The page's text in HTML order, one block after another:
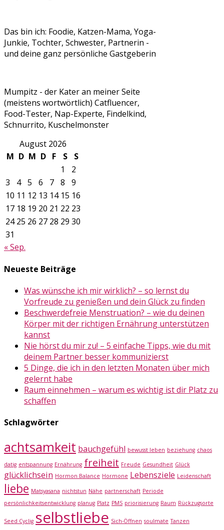
Das bin ich: Foodie, Katzen-Mama, Yoga-
Junkie, Tochter, Schwester, Partnerin -
und deine ganz persönliche Gastgeberin
Mumpitz - der Kater an meiner Seite
(meistens wortwörtlich) Catfluencer,
Food-Tester, Nap-Experte, Findelkind,
Schnurrito, Kuschelmonster
August 2026
M D M D F S
S
1
2
3
4 5 6 7 8
9
10 11 12 13 14 15 16
17 18 19 20 21 22 23
24 25 26 27 28 29 30
31
« Sep.
Neueste Beiträge
Was wünsche ich mir wirklich? – so lernst du
Vorfreude zu genießen und dein Glück zu finden
Beschwerdefreie Menstruation? – wie du deinen
Körper mit der richtigen Ernährung unterstützen
kannst
Nie hörst du mir zu! – 5 einfache Tipps, wie du mit
deinem Partner besser kommunizierst
5 Dinge, die ich in den letzten Monaten über mich
gelernt habe
Raum einnehmen – warum es wichtig ist dir Platz zu
schaffen
Schlagwörter
achtsamkeit bauchgefühl bewusst leben beziehung chaos
datig entspannung Ernährung freiheit Freude Gesundheit Glück
glücklichsein Hormon Balance Hormone Lebensziele Leidenschaft
liebe Matsyasana nichtstun Nähe partnerschaft Periode
persönlichkeitsentwicklung planug Platz PMS priorisierung Raum Rückzugsorte
Seed Cyclig selbstliebe Sich-Öffnen soulmate Tanzen